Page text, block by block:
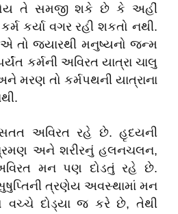
હોય તે સમજી શકે છે કે અહીં
કર્યા વગર રહી શકતો નથી.
તો જ્યારથી મનુષ્યનો જન્મ
કર્મની અવિરત યાત્રા ચાલુ
તો કર્મપથની યાત્રાના
સતત અવિરત રહે છે. હૃદયની
અને શરીરનું હલનચલન,
મન પણ દોડતું રહે છે.
ત્રણેય અવસ્થામાં મન
વચ્ચે દોડ્યા જ કરે છે, તેથી